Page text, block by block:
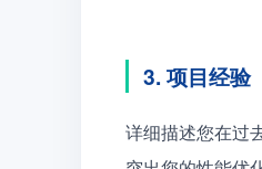
3. 项目经验
详细描述您在过